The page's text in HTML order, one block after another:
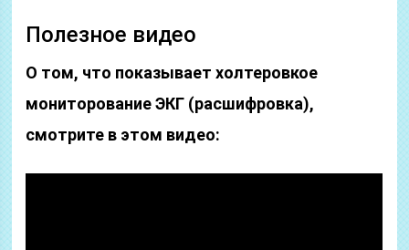
Полезное видео
О том, что показывает холтеровкое
мониторование ЭКГ (расшифровка),
смотрите в этом видео: